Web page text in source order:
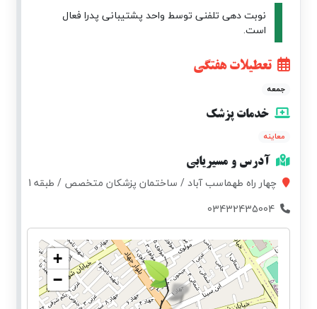
نوبت دهی تلفنی توسط واحد پشتیبانی پدرا فعال
است.
تعطیلات هفتگی
جمعه
خدمات پزشک
معاینه
آدرس و مسیریابی
چهار راه طهماسب آباد / ساختمان پزشکان متخصص / طبقه 1
+
−